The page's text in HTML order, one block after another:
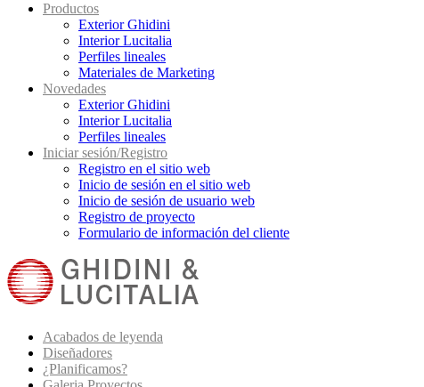
Productos
Exterior Ghidini
Interior Lucitalia
Perfiles lineales
Materiales de Marketing
Novedades
Exterior Ghidini
Interior Lucitalia
Perfiles lineales
Iniciar sesión/Registro
Registro en el sitio web
Inicio de sesión en el sitio web
Inicio de sesión de usuario web
Registro de proyecto
Formulario de información del cliente
Acabados de leyenda
Diseñadores
¿Planificamos?